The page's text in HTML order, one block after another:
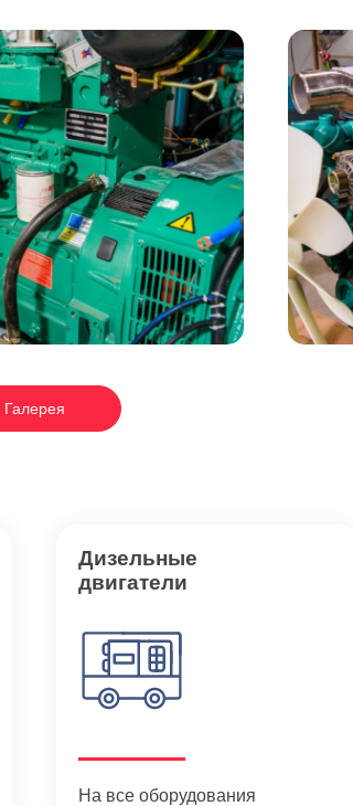
Галерея
Дизельные
двигатели
На все оборудования